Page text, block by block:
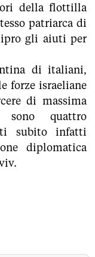
della flottilla
patriarca di
gli aiuti per
di italiani,
forze israeliane
di massima
quattro
subito infatti
diplomatica